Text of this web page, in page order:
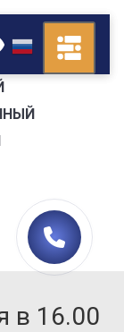
▼
в 16.00